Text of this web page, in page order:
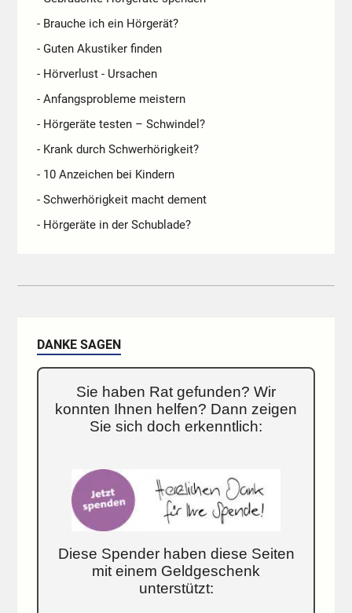
- Brauche ich ein Hörgerät?
- Guten Akustiker finden
- Hörverlust - Ursachen
- Anfangsprobleme meistern
- Hörgeräte testen – Schwindel?
- Krank durch Schwerhörigkeit?
- 10 Anzeichen bei Kindern
- Schwerhörigkeit macht dement
- Hörgeräte in der Schublade?
DANKE SAGEN
Sie haben Rat gefunden? Wir
konnten Ihnen helfen? Dann zeigen
Sie sich doch erkenntlich:
Diese Spender haben diese Seiten
mit einem Geldgeschenk
unterstützt: